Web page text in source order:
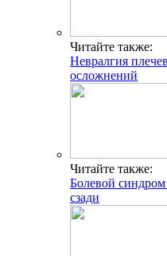
Читайте также:
Невралгия
осложнений
Читайте также:
Болевой
сзади